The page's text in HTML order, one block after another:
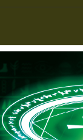
客様
ット